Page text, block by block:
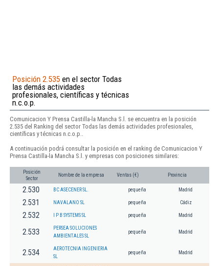
Posición 2.535 en el sector Todas
las demás actividades
profesionales, científicas y técnicas
n.c.o.p.
Comunicacion Y Prensa Castilla-la Mancha S.l. se encuentra en la posición
2.535 del Ranking del sector Todas las demás actividades profesionales,
científicas y técnicas n.c.o.p..
A continuación podrá consultar la posición en el ranking de Comunicacion Y
Prensa Castilla-la Mancha S.l. y empresas con posiciones similares:
Posición
Sector
Nombre de la empresa Ventas (€) Provincia
2.530 BC ASECENER SL. pequeña Madrid
2.531 NAVALANO SL pequeña Cádiz
2.532 I P B SYSTEMS SL pequeña Madrid
2.533
PERSEA SOLUCIONES
AMBIENTALES SL
pequeña Madrid
2.534
AEROTECNIA INGENIERIA
SL
pequeña Madrid